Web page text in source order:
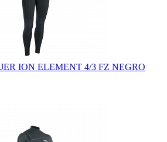
ION ELEMENT 4/3 FZ NEGRO